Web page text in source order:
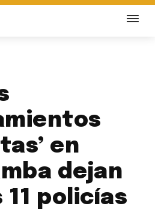
en
dejan
11 policías